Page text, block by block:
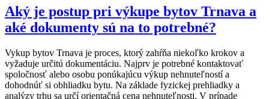
Aký je postup pri výkupe bytov Trnava a
aké dokumenty sú na to potrebné?
Vykup bytov Trnava je proces, ktorý zahŕňa niekoľko krokov a
vyžaduje určitú dokumentáciu. Najprv je potrebné kontaktovať
spoločnosť alebo osobu ponúkajúcu výkup nehnuteľností a
dohodnúť si obhliadku bytu. Na základe fyzickej prehliadky a
analýzy trhu sa určí orientačná cena nehnuteľnosti. V prípade